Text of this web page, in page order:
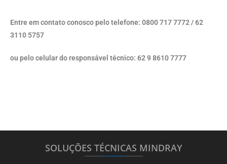
Entre em contato conosco pelo telefone: 0800 717 7772 / 62
3110 5757
ou pelo celular do responsável técnico: 62 9 8610 7777
SOLUÇÕES TÉCNICAS MINDRAY
_______________________